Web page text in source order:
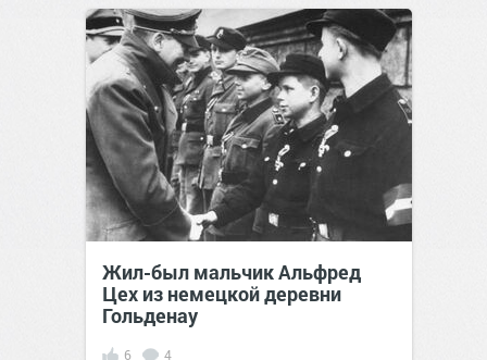
Жил-был мальчик Альфред
Цех из немецкой деревни
Гольденау
6 4